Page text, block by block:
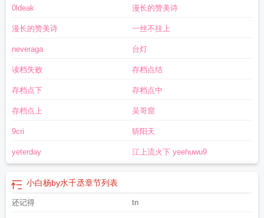
水千丞漫画免费
小白杨by水千丞讲什么小白杨水千丞漫画
的是什么小白杨by水千丞讲了什么 小白杨by 水千丞推文
阁小白杨水千丞在线阅读 小白杨by水千丞txt百度资源免费领
杨by水千丞txt
小白杨by水千丞txt百度资源
免费阅读小白杨by水千丞全文免费阅读小白杨by 水千丞主角
0ldeak 漫长的赞美诗
漫长的赞美诗 一丝不挂上
neveraga 台灯
读档失败 存档点结
存档点下 存档点中
存档点上 吴哥窟
9cri 斩阳天
yeterday 江上流火下 yeehuwu9
小白杨by水千丞章节列表
还记得 tn